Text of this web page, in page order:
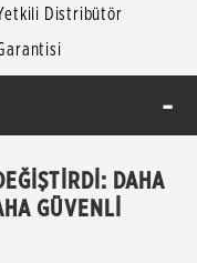
Distribütör
DAHA
GÜVENLİ